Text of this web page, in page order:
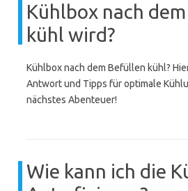
Kühlbox nach
kühl wird?
Kühlbox nach dem Befüllen kühl?
Antwort und Tipps für optimale
nächstes Abenteuer!
Wie kann ich die